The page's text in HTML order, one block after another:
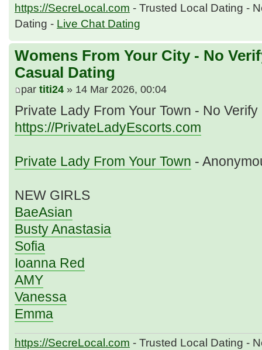
https://SecreLocal.com - Trusted Local Dating -
Dating - Live Chat Dating
Womens From Your City - No
Casual Dating
par titi24 » 14 Mar 2026, 00:04
Private Lady From Your Town - No
https://PrivateLadyEscorts.com
Private Lady From Your Town -
NEW GIRLS
BaeAsian
Busty Anastasia
Sofia
Ioanna Red
AMY
Vanessa
Emma
https://SecreLocal.com - Trusted Local Dating -